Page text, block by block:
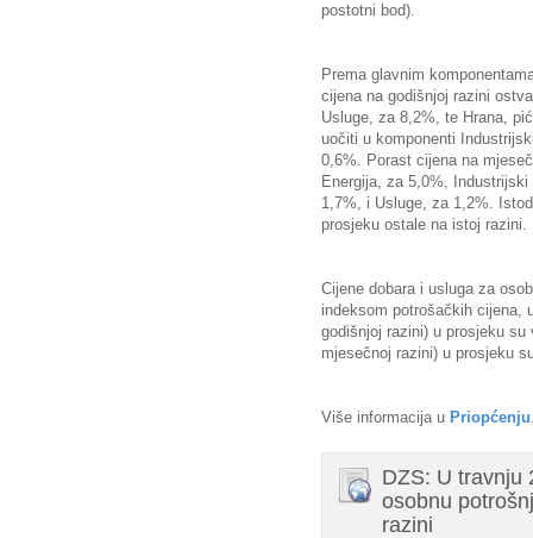
postotni bod).
Prema glavnim
cijena na godišnjoj razini
Usluge, za 8,2%, te Hrana,
uočiti u komponenti
0,6%. Porast cijena na
Energija, za 5,0%,
1,7%, i Usluge, za 1,2%.
prosjeku ostale na istoj razini.
Cijene dobara i usluga za
indeksom potrošačkih cijena,
godišnjoj razini) u prosjeku
mjesečnoj razini) u prosjeku
Više informacija u Priopćenju
DZS: U travnju
osobnu
razini